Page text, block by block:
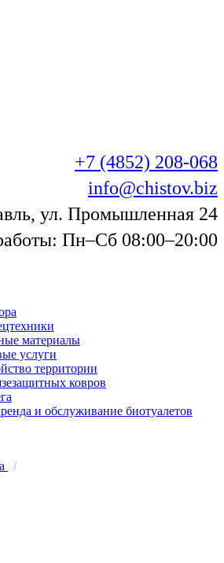
+7 (4852) 208-068
info@chistov.biz
ул. Промышленная 24
Пн–Сб 08:00–20:00
материалы
услуги
территории
ковров
и обслуживание биотуалетов
/